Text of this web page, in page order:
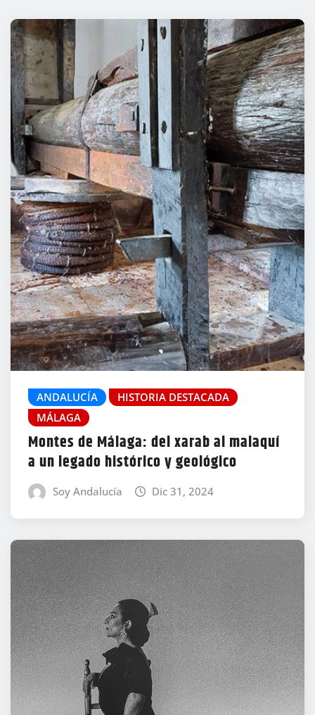
ANDALUCÍA
HISTORIA DESTACADA
MÁLAGA
Montes de Málaga: del xarab al malaquí
a un legado histórico y geológico
Soy Andalucía Dic 31, 2024